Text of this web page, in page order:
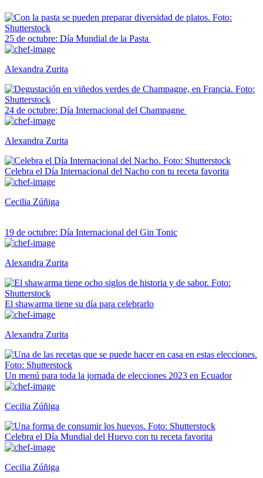
25 de octubre: Día Mundial de la Pasta
Alexandra Zurita
24 de octubre: Día Internacional del Champagne
Alexandra Zurita
Celebra el Día Internacional del Nacho con tu receta favorita
Cecilia Zúñiga
19 de octubre: Día Internacional del Gin Tonic
Alexandra Zurita
El shawarma tiene su día para celebrarlo
Alexandra Zurita
Un menú para toda la jornada de elecciones 2023 en Ecuador
Cecilia Zúñiga
Celebra el Día Mundial del Huevo con tu receta favorita
Cecilia Zúñiga